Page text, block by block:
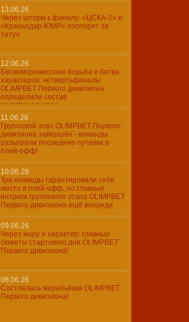
13.06.26
Через шторм к финалу: «ЦСКА-2» и
«Краснодар-ЮМР» поспорят за
титул
12.06.26
Бескомпромиссная борьба и битва
характеров: четвертьфиналы
OLIMPBET Первого дивизиона
определили состав
полуфиналистов
11.06.26
Групповой этап OLIMPBET Первого
дивизиона завершён - команды
разыграли последние путёвки в
плей-офф!
10.06.26
Три команды гарантировали себе
место в плей-офф, но главные
интриги группового этапа OLIMPBET
Первого дивизиона ещё впереди
09.06.26
Через жару и характер: главные
сюжеты стартового дня OLIMPBET
Первого дивизиона!
08.06.26
Состоялась жеребьёвка OLIMPBET
Первого дивизиона!